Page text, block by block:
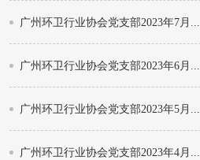
广州环卫行业协会党支部2023年7月...
广州环卫行业协会党支部2023年6月...
广州环卫行业协会党支部2023年5月...
广州环卫行业协会党支部2023年4月...